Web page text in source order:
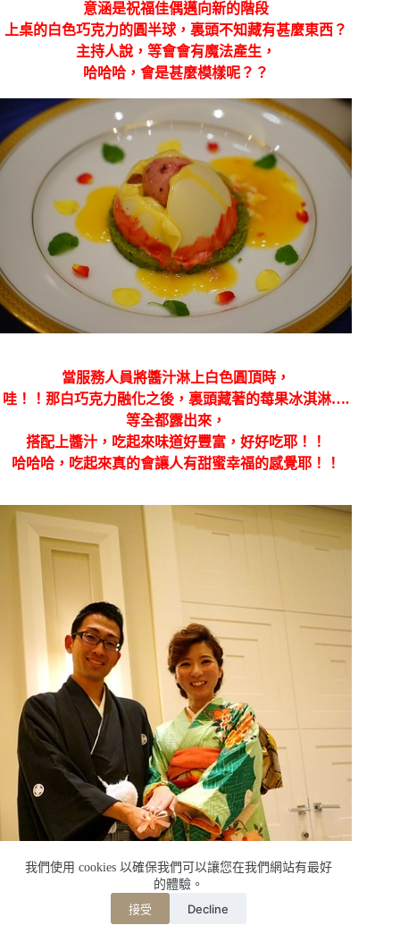
我們使用 cookies 以確保我們可以讓您在我們網站有最好
的體驗。
接受 Decline
意涵是祝福佳偶邁向新的階段
上桌的白色巧克力的圓半球，裏頭不知藏有甚麼東西？
主持人說，等會會有魔法產生，
哈哈哈，會是甚麼模樣呢？？
當服務人員將醬汁淋上白色圓頂時，
哇！！那白巧克力融化之後，裏頭藏著的莓果冰淇淋….
等全都露出來，
搭配上醬汁，吃起來味道好豐富，好好吃耶！！
哈哈哈，吃起來真的會讓人有甜蜜幸福的感覺耶！！